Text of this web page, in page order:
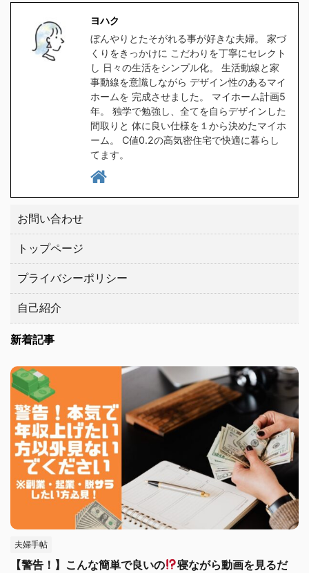
食洗器対応の水筒を探し
たのですが、意外と種類
が無く苦戦しました。
1時間程スマホをポチポ
チして探した所、大手ブ
ランドの中から２つ見つ
けましたので、皆さんに
もご紹介したい ...
い。 クリックしてプラン
を貰う。 高気密住宅と
は ヨハク簡単に言うと
スキマの無い家です 普
通に ...
ヨハク
ぼんやりとたそがれる事が好きな夫婦。 家づ
くりをきっかけに こだわりを丁寧にセレクト
し 日々の生活をシンプル化。 生活動線と家
事動線を意識しながら デザイン性のあるマイ
ホームを 完成させました。 マイホーム計画5
年。 独学で勉強し、全てを自らデザインした
間取りと 体に良い仕様を１から決めたマイホ
ーム。 C値0.2の高気密住宅で快適に暮らし
てます。
お問い合わせ
トップページ
プライバシーポリシー
自己紹介
新着記事
夫婦手帖
【警告！】こんな簡単で良いの
寝ながら動画を見るだ